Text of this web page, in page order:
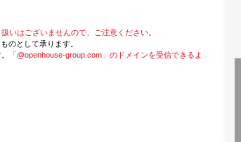
いはございませんので、ご注意ください。
のとして承ります。
「@openhouse-group.com」のドメインを受信できるよ